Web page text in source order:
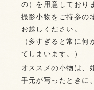
の）を用意しており
撮影小物をご持参の
お越しください。
（多すぎると常に何
てしまいます。）
オススメの小物は、
手元が写ったときに